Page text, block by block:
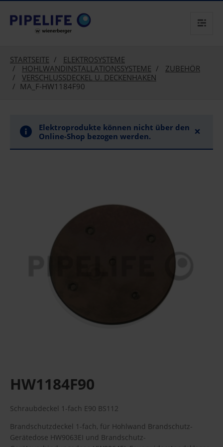
text.skipToContent
text.skipToNavigation
STARTSEITE
ELEKTROSYSTEME
HOHLWANDINSTALLATIONSSYSTEME
ZUBEHÖR
VERSCHLUSSDECKEL U. DECKENHAKEN
MA_F-HW1184F90
Elektroprodukte können nicht über den
Online-Shop bezogen werden.
×
HW1184F90
Schraubdeckel 1-fach E90 BS112
Brandschutzdeckel 1-fach, für Hohlwand Brandschutz-
Gerätedose HW9063EI und Brandschutz-